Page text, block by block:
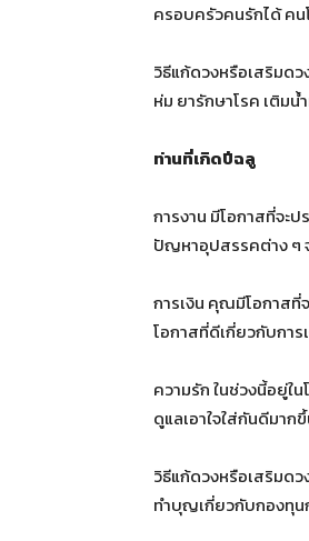
ครอบครัวคนรักได้ คน
วิธีแก้ดวงหรือเสริมด
ห่ม ยารักษาโรค เติม
ท่านที่เกิดปีฉลู
การงาน มีโอกาสที่จะ
ปัญหาอุปสรรคต่าง ๆ
การเงิน คุณมีโอกาสที่
โอกาสที่ดีเกี่ยวกับการ
ความรัก ในช่วงนี้อยู่ใ
ดูแลเอาใจใส่กันดีมา
วิธีแก้ดวงหรือเสริมด
ทำบุญเกี่ยวกับกองทุน